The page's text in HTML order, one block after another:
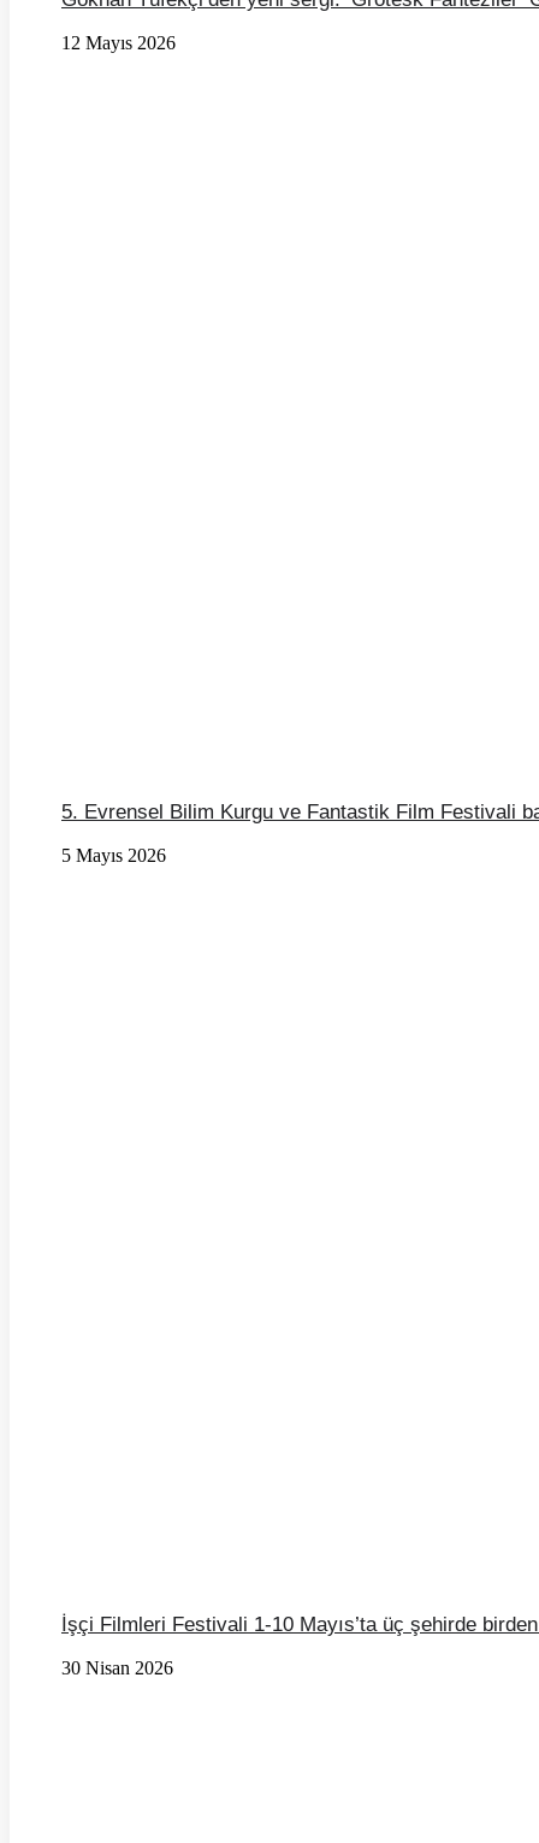
12 Mayıs 2026
5. Evrensel Bilim Kurgu ve Fantastik Film Festivali
5 Mayıs 2026
İşçi Filmleri Festivali 1-10 Mayıs’ta üç şehirde
30 Nisan 2026